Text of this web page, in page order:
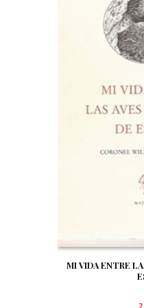
MI VIDA ENTRE